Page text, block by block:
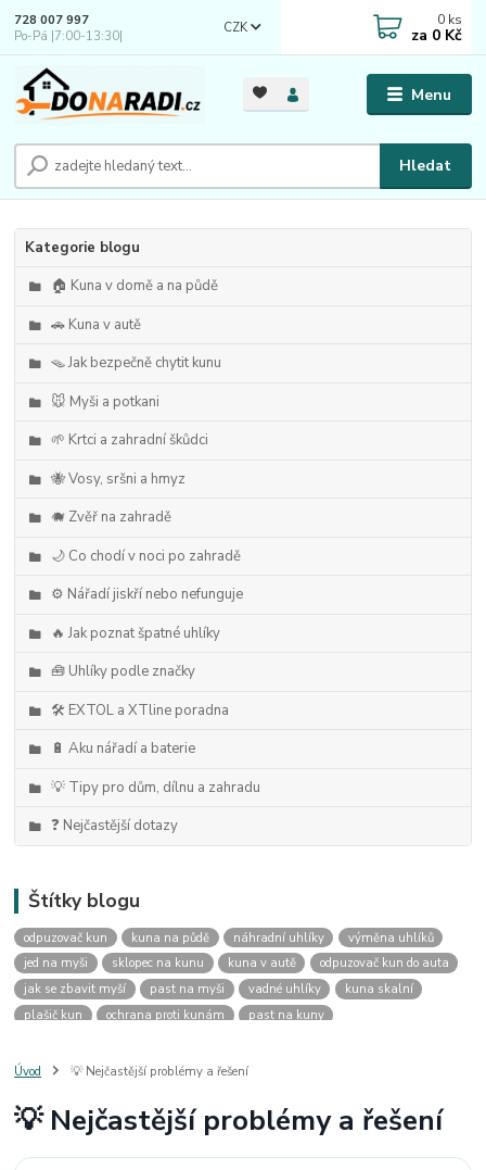
Menu
CZK
Hledat
728 007 997
Po-Pá |7:00-13:30|
0 ks
za 0 Kč
Kategorie blogu
🏠 Kuna v domě a na půdě
🚗 Kuna v autě
🪤 Jak bezpečně chytit kunu
🐭 Myši a potkani
🌱 Krtci a zahradní škůdci
🐝 Vosy, sršni a hmyz
🐗 Zvěř na zahradě
🌙 Co chodí v noci po zahradě
⚙️ Nářadí jiskří nebo nefunguje
🔥 Jak poznat špatné uhlíky
🧰 Uhlíky podle značky
🛠️ EXTOL a XTline poradna
🔋 Aku nářadí a baterie
💡 Tipy pro dům, dílnu a zahradu
❓ Nejčastější dotazy
Štítky blogu
odpuzovač kun kuna na půdě náhradní uhlíky
výměna uhlíků
jed na myši
sklopec na kunu kuna v autě
odpuzovač kun do auta
jak se zbavit myší
past na myši vadné uhlíky
kuna skalní
plašič kun
ochrana proti kunám
past na kuny
past na kunu
myši v domě odpuzovač myší
štěnice
štěnice v hotelu jak se zbavit kuny
kuna ve střeše
Úvod 💡 Nejčastější problémy a řešení
💡 Nejčastější problémy a řešení